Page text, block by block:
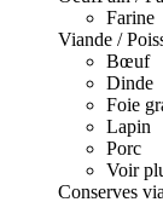
Farine
Viande /
Bœuf
Dinde
Foie
Lapin
Porc
Voir
Conserves